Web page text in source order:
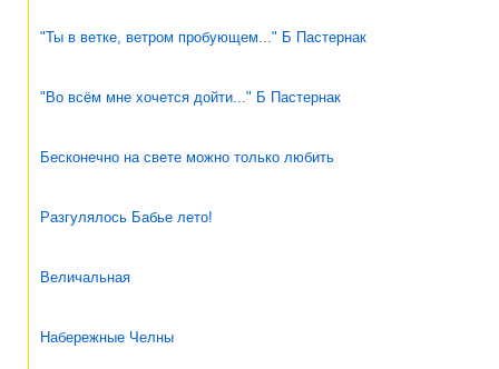
"Ты в ветке, ветром пробующем..." Б Пастернак
"Во всём мне хочется дойти..." Б Пастернак
Бесконечно на свете можно только любить
Разгулялось Бабье лето!
Величальная
Набережные Челны